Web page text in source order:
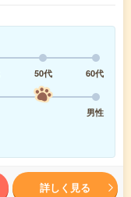
50代
60代
男性
詳しく見る